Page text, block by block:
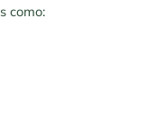
como: